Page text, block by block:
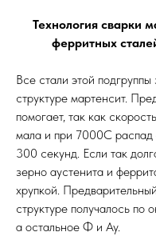
Технология сварки
ферритных
Все стали этой
структуре мартенсит.
помогает, так как
мала и при 7000С распад
300 секунд. Если так
зерно аустенита и
хрупкой.
структуре получалось
а остальное Ф и Ау.